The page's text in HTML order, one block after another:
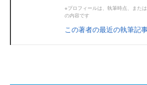
※プロフィールは、執筆時点、また
の内容です
この著者の最近の執筆記